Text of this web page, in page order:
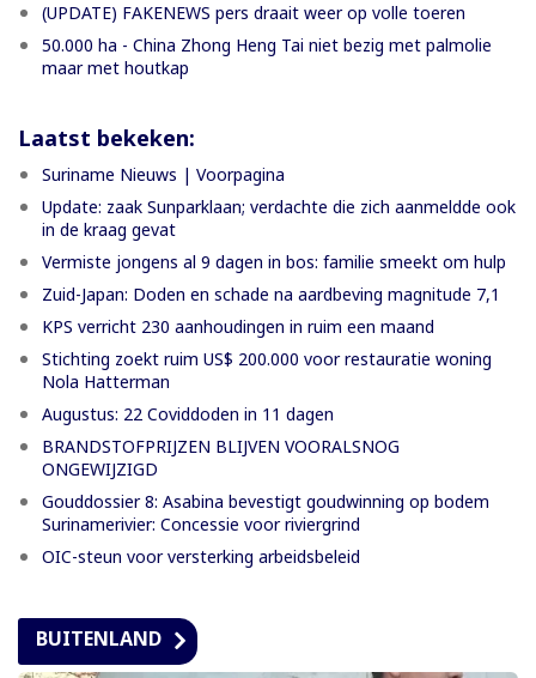
(UPDATE) FAKENEWS pers draait weer op volle toeren
50.000 ha - China Zhong Heng Tai niet bezig met palmolie
maar met houtkap
Laatst bekeken:
Suriname Nieuws | Voorpagina
Update: zaak Sunparklaan; verdachte die zich aanmeldde ook
in de kraag gevat
Vermiste jongens al 9 dagen in bos: familie smeekt om hulp
Zuid-Japan: Doden en schade na aardbeving magnitude 7,1
KPS verricht 230 aanhoudingen in ruim een maand
Stichting zoekt ruim US$ 200.000 voor restauratie woning
Nola Hatterman
Augustus: 22 Coviddoden in 11 dagen
BRANDSTOFPRIJZEN BLIJVEN VOORALSNOG
ONGEWIJZIGD
Gouddossier 8: Asabina bevestigt goudwinning op bodem
Surinamerivier: Concessie voor riviergrind
OIC-steun voor versterking arbeidsbeleid
BUITENLAND